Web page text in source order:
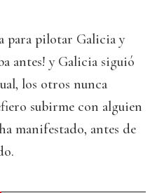
para pilotar Galicia y
antes! y Galicia siguió
los otros nunca
subirme con alguien
manifestado, antes de